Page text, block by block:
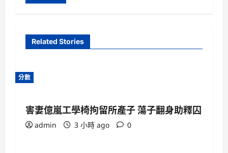
Related Stories
分數
害妻億嵐工學椅拘留所產子 蕩子翻身助釋囚
admin 3 小時 ago 0